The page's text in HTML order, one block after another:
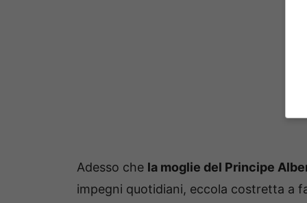
Adesso che la moglie del Principe
impegni quotidiani, eccola costretta a